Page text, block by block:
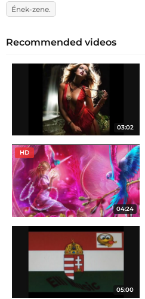
Ének-zene.
Recommended videos
03:02
HD
04:24
05:00